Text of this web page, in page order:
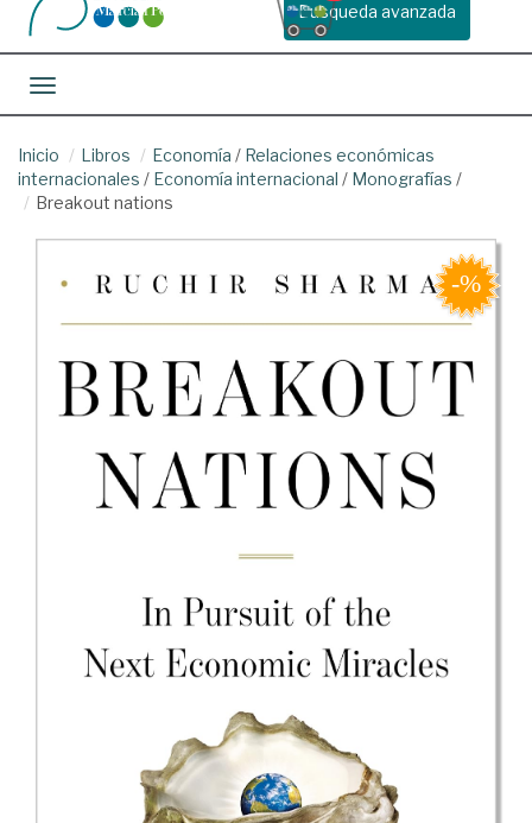
Busqueda avanzada
Toggle navigation
Inicio Libros Economía / Relaciones económicas
internacionales / Economía internacional / Monografías /
Breakout nations